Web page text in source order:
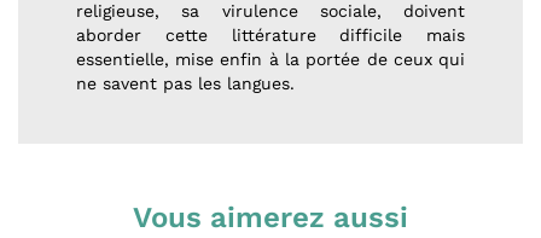
reli­gieuse, sa virulence sociale, doivent
aborder cette littérature difficile mais
essentielle, mise enfin à la portée de ceux qui
ne savent pas les langues.
Vous aimerez aussi